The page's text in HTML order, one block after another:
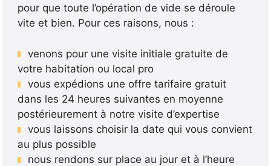
pour que toute l’opération de vide se déroule
vite et bien. Pour ces raisons, nous :
venons pour une visite initiale gratuite de
votre habitation ou local pro
vous expédions une offre tarifaire gratuit
dans les 24 heures suivantes en moyenne
postérieurement à notre visite d’expertise
vous laissons choisir la date qui vous convient
au plus possible
nous rendons sur place au jour et à l’heure